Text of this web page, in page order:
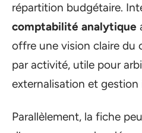
répartition budgétaire.
comptabilité analytique
offre une vision claire du
par activité, utile pour
externalisation et gestion
Parallèlement, la fiche